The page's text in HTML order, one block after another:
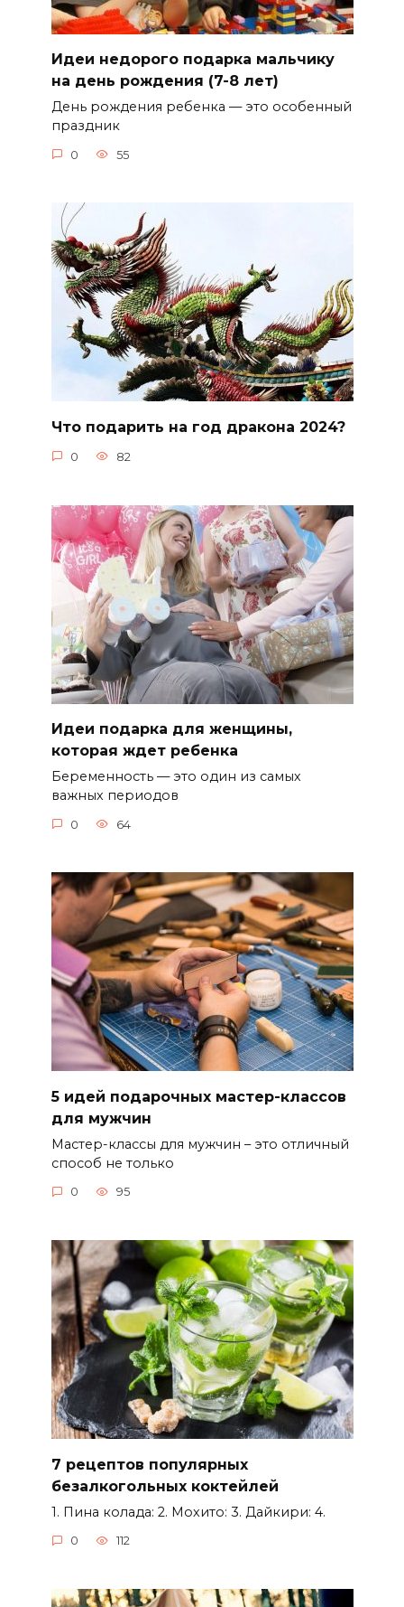
Идеи недорого подарка мальчику
на день рождения (7-8 лет)
День рождения ребенка — это особенный
праздник
0 55
Что подарить на год дракона 2024?
0 82
Идеи подарка для женщины,
которая ждет ребенка
Беременность — это один из самых
важных периодов
0 64
5 идей подарочных мастер-классов
для мужчин
Мастер-классы для мужчин – это отличный
способ не только
0 95
7 рецептов популярных
безалкогольных коктейлей
1. Пина колада: 2. Мохито: 3. Дайкири: 4.
0 112